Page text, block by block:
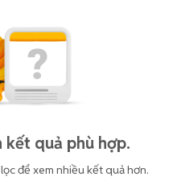
kết quả phù hợp.
để xem nhiều kết quả hơn.